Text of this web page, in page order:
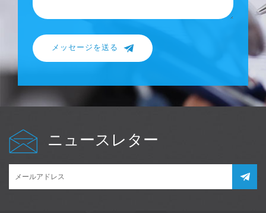
メッセージを送る
ニュースレター